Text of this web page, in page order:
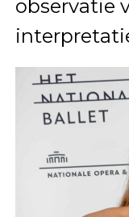
observatie